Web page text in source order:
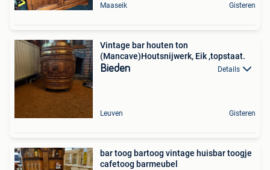
Maaseik Gisteren
Vintage bar houten ton
(Mancave)Houtsnijwerk, Eik ,topstaat.
Bieden Details
Leuven Gisteren
bar toog bartoog vintage huisbar toogje
cafetoog barmeubel